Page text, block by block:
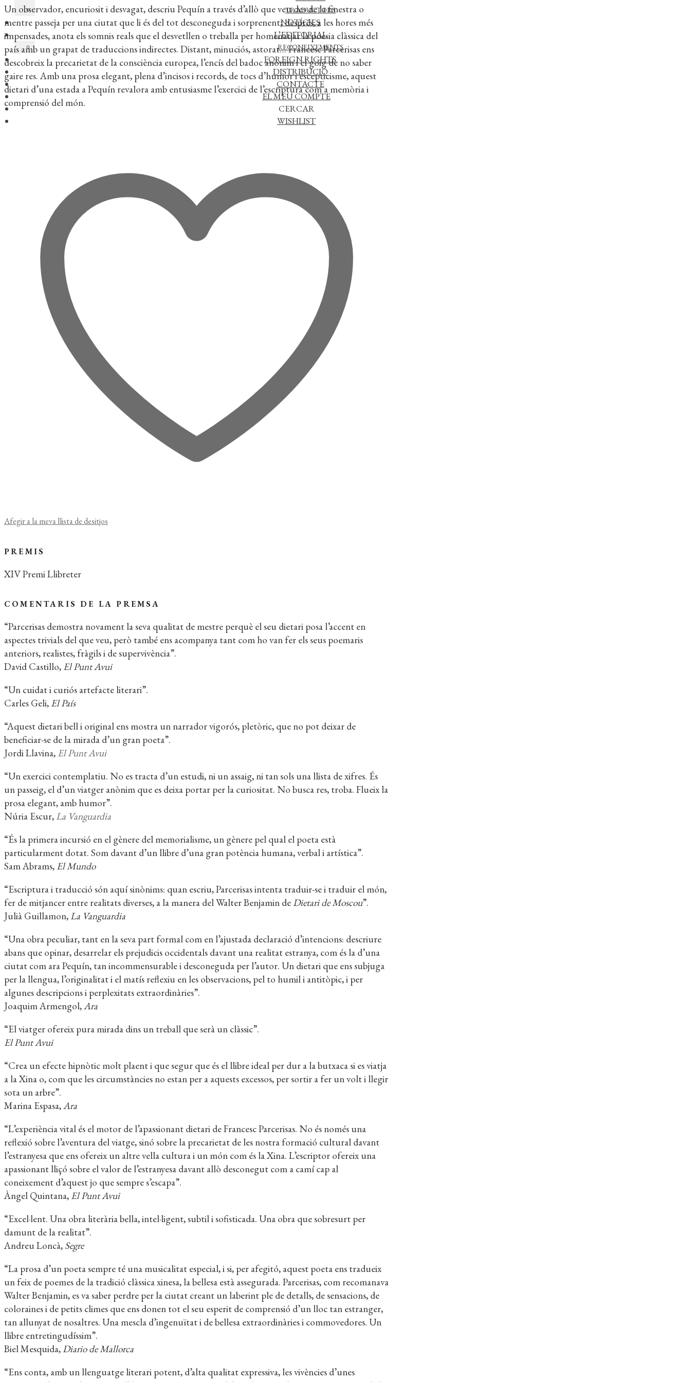
TRADUCTORS
NOTÍCIES
L’EDITORIAL
RECONEIXEMENTS
FOREIGN RIGHTS
DISTRIBUCIÓ
CONTACTE
EL MEU COMPTE
CERCAR
WISHLIST
Un observador, encuriosit i desvagat, descriu Pequín a través d’allò que veu des de la finestra o
mentre passeja per una ciutat que li és del tot desconeguda i sorprenent; després, a les hores més
impensades, anota els somnis reals que el desvetllen o treballa per homenatjar la poesia clàssica del
país amb un grapat de traduccions indirectes. Distant, minuciós, astorat… Francesc Parcerisas ens
descobreix la precarietat de la consciència europea, l’encís del badoc anònim i el goig de no saber
gaire res. Amb una prosa elegant, plena d’incisos i records, de tocs d’humor i escepticisme, aquest
dietari d’una estada a Pequín revalora amb entusiasme l’exercici de l’escriptura com a memòria i
comprensió del món.
Afegir a la meva llista de desitjos
PREMIS
XIV Premi Llibreter
COMENTARIS DE LA PREMSA
“Parcerisas demostra novament la seva qualitat de mestre perquè el seu dietari posa l’accent en
aspectes trivials del que veu, però també ens acompanya tant com ho van fer els seus poemaris
anteriors, realistes, fràgils i de supervivència”.
David Castillo, El Punt Avui
“Un cuidat i curiós artefacte literari”.
Carles Geli, El País
“Aquest dietari bell i original ens mostra un narrador vigorós, pletòric, que no pot deixar de
beneficiar-se de la mirada d’un gran poeta”.
Jordi Llavina, El Punt Avui
“Un exercici contemplatiu. No es tracta d’un estudi, ni un assaig, ni tan sols una llista de xifres. És
un passeig, el d’un viatger anònim que es deixa portar per la curiositat. No busca res, troba. Flueix la
prosa elegant, amb humor”.
Núria Escur, La Vanguardia
“És la primera incursió en el gènere del memorialisme, un gènere pel qual el poeta està
particularment dotat. Som davant d’un llibre d’una gran potència humana, verbal i artística”.
Sam Abrams, El Mundo
“Escriptura i traducció són aquí sinònims: quan escriu, Parcerisas intenta traduir-se i traduir el món,
fer de mitjancer entre realitats diverses, a la manera del Walter Benjamin deDietari de Moscou”.
Julià Guillamon,La Vanguardia
“Una obra peculiar, tant en la seva part formal com en l’ajustada declaració d’intencions: descriure
abans que opinar, desarrelar els prejudicis occidentals davant una realitat estranya, com és la d’una
ciutat com ara Pequín, tan incommensurable i desconeguda per l’autor. Un dietari que ens subjuga
per la llengua, l’originalitat i el matís reflexiu en les observacions, pel to humil i antitòpic, i per
algunes descripcions i perplexitats extraordinàries”.
Joaquim Armengol,Ara
“El viatger ofereix pura mirada dins un treball que serà un clàssic”.
El Punt Avui
“Crea un efecte hipnòtic molt plaent i que segur que és el llibre ideal per dur a la butxaca si es viatja
a la Xina o, com que les circumstàncies no estan per a aquests excessos, per sortir a fer un volt i llegir
sota un arbre”.
Marina Espasa,Ara
“L’experiència vital és el motor de l’apassionant dietari de Francesc Parcerisas. No és només una
reflexió sobre l’aventura del viatge, sinó sobre la precarietat de les nostra formació cultural davant
l’estranyesa que ens ofereix un altre vella cultura i un món com és la Xina. L’escriptor ofereix una
apassionant lliçó sobre el valor de l’estranyesa davant allò desconegut com a camí cap al
coneixement d’aquest jo que sempre s’escapa”.
Àngel Quintana, El Punt Avui
“Excel·lent. Una obra literària bella, intel·ligent, subtil i sofisticada. Una obra que sobresurt per
damunt de la realitat”.
Andreu Loncà, Segre
“La prosa d’un poeta sempre té una musicalitat especial, i si, per afegitó, aquest poeta ens tradueix
un feix de poemes de la tradició clàssica xinesa, la bellesa està assegurada. Parcerisas, com recomanava
Walter Benjamin, es va saber perdre per la ciutat creant un laberint ple de detalls, de sensacions, de
coloraines i de petits climes que ens donen tot el seu esperit de comprensió d’un lloc tan estranger,
tan allunyat de nosaltres. Una mescla d’ingenuïtat i de bellesa extraordinàries i commovedores. Un
llibre entretingudíssim”.
Biel Mesquida,Diario de Mallorca
“Ens conta, amb un llenguatge literari potent, d’alta qualitat expressiva, les vivències d’unes